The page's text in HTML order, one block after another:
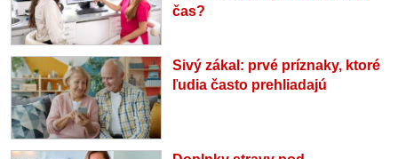
čas?
Sivý zákal: prvé príznaky, ktoré
ľudia často prehliadajú